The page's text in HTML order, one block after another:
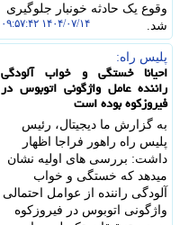
وقوع یک حادثه خونبار جلوگیری
شد.
۱۴۰۴/۰۷/۱۴ ۰۹:۵۷:۴۲
پلیس راه:
احیانا خستگی و خواب آلودگی
راننده عامل واژگونی اتوبوس در
فیروزکوه بوده است
به گزارش ما دیجیتال، رئیس
پلیس راه راهور فراجا اظهار
داشت: بررسی های اولیه نشان
میدهد که خستگی و خواب
آلودگی راننده از عوامل احتمالی
واژگونی اتوبوس در فیروزکوه